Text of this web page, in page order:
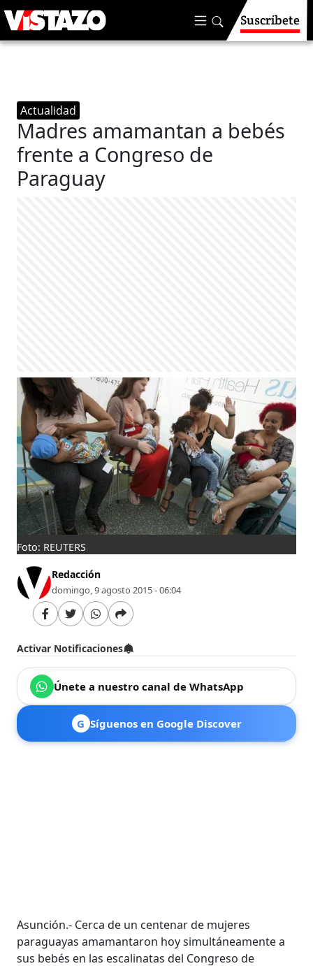
Suscríbete
Actualidad
Madres amamantan a bebés
frente a Congreso de
Paraguay
Foto: REUTERS
Redacción
domingo, 9 agosto 2015 - 06:04
Activar Notificaciones
Únete a nuestro canal de WhatsApp
G Síguenos en Google Discover
Asunción.- Cerca de un centenar de mujeres
paraguayas amamantaron hoy simultáneamente a
sus bebés en las escalinatas del Congreso de